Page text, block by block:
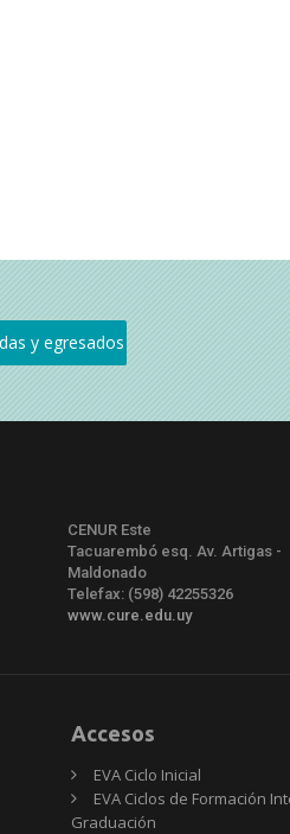
CENUR Este
Tacuarembó esq. Av. Artigas -
Maldonado
Telefax: (598) 42255326
www.cure.edu.uy
Accesos
EVA Ciclo Inicial
EVA Ciclos de Formación
Graduación